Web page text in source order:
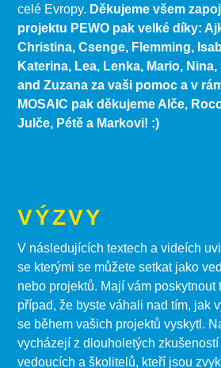
celé Evropy. Děkujeme všem
projektu PEWO pak velké díky:
Christina, Csenge, Flemming,
Katerina, Lea, Lenka, Mario,
and Zuzana za vaši pomoc a v
MOSAIC pak děkujeme Alče,
Julče, Pétě a Markovi! :)
VÝZVY
V následujících textech a videích
se kterými se můžete setkat jako
nebo projektů. Mají vám poskytnout
případ, že byste váhali nad tím, jak
se během vašich projektů vyskytl.
vycházejí z dlouholetých
vedoucích a školitelů, kteří jsou